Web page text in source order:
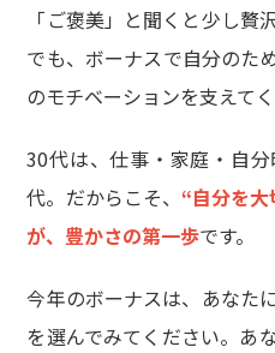
「ご褒美」と聞くと少し贅
でも、ボーナスで自分のた
のモチベーションを支えて
30代は、仕事・家庭・自
代。だからこそ、 “自分を
が、豊かさの第一歩です。
今年のボーナスは、あなた
を選んでみてください。あ